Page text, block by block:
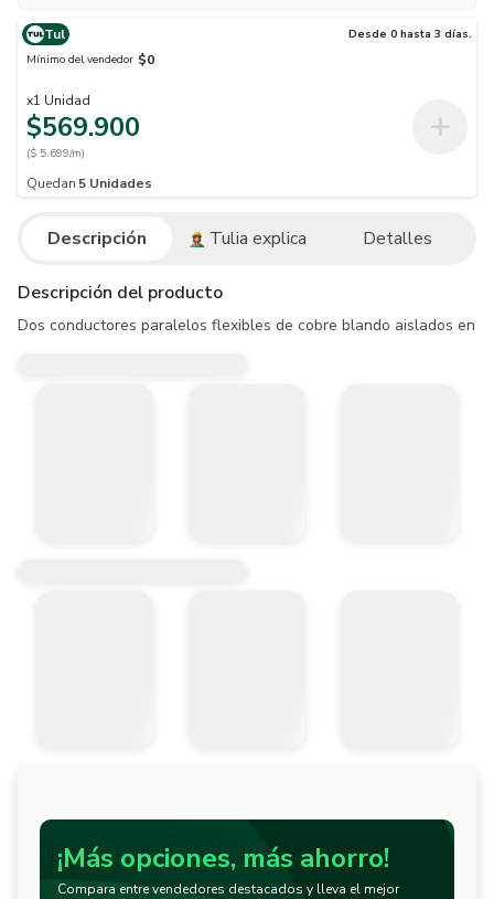
Tul
Desde 0 hasta 3 días.
Mínimo del vendedor $0
x1 Unidad
$569.900
($ 5.699/m)
Quedan 5 Unidades
Descripción Tulia explica Detalles
Descripción del producto
Dos conductores paralelos flexibles de cobre blando aislados en
¡Más opciones, más ahorro!
Compara entre vendedores destacados y lleva el mejor